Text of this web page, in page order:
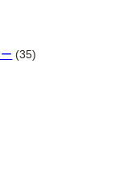
品
3535個の商品
品